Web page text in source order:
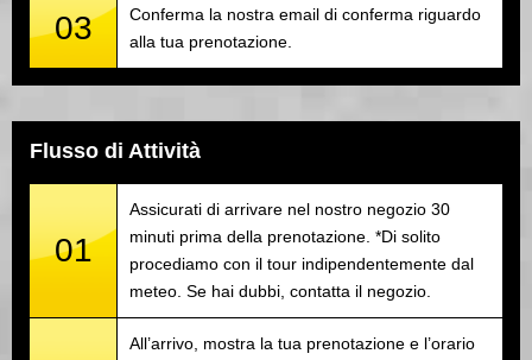
03
Conferma la nostra email di conferma riguardo
alla tua prenotazione.
Flusso di Attività
01
Assicurati di arrivare nel nostro negozio 30
minuti prima della prenotazione. *Di solito
procediamo con il tour indipendentemente dal
meteo. Se hai dubbi, contatta il negozio.
All’arrivo, mostra la tua prenotazione e l’orario